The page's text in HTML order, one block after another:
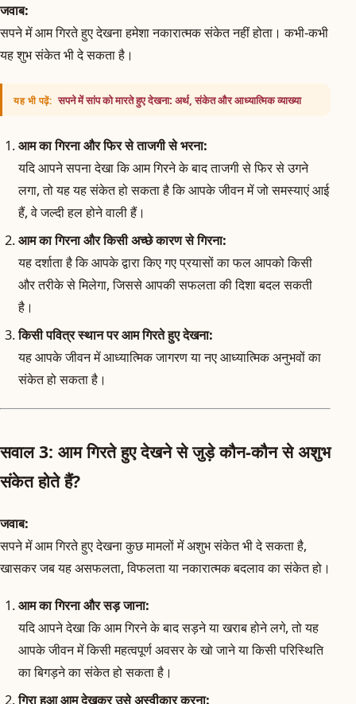
जवाब:
सपने में आम गिरते हुए देखना हमेशा नकारात्मक संकेत नहीं होता। कभी-कभी
यह शुभ संकेत भी दे सकता है।
यह भी पढ़ें: सपने में सांप को मारते हुए देखना: अर्थ, संकेत और आध्यात्मिक व्याख्या
आम का गिरना और फिर से ताजगी से भरना:
यदि आपने सपना देखा कि आम गिरने के बाद ताजगी से फिर से उगने
लगा, तो यह यह संकेत हो सकता है कि आपके जीवन में जो समस्याएं आई
हैं, वे जल्दी हल होने वाली हैं।
आम का गिरना और किसी अच्छे कारण से गिरना:
यह दर्शाता है कि आपके द्वारा किए गए प्रयासों का फल आपको किसी
और तरीके से मिलेगा, जिससे आपकी सफलता की दिशा बदल सकती
है।
किसी पवित्र स्थान पर आम गिरते हुए देखना:
यह आपके जीवन में आध्यात्मिक जागरण या नए आध्यात्मिक अनुभवों का
संकेत हो सकता है।
सवाल 3: आम गिरते हुए देखने से जुड़े कौन-कौन से अशुभ
संकेत होते हैं?
जवाब:
सपने में आम गिरते हुए देखना कुछ मामलों में अशुभ संकेत भी दे सकता है,
खासकर जब यह असफलता, विफलता या नकारात्मक बदलाव का संकेत हो।
आम का गिरना और सड़ जाना:
यदि आपने देखा कि आम गिरने के बाद सड़ने या खराब होने लगे, तो यह
आपके जीवन में किसी महत्वपूर्ण अवसर के खो जाने या किसी परिस्थिति
का बिगड़ने का संकेत हो सकता है।
गिरा हुआ आम देखकर उसे अस्वीकार करना: